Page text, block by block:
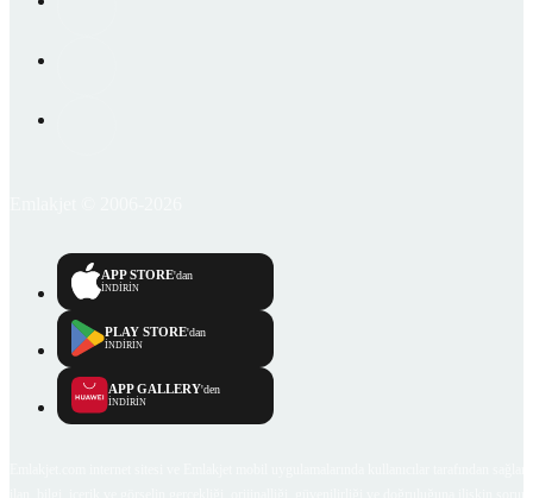
APP STORE'dan
İNDİRİN
PLAY STORE'dan
İNDİRİN
APP GALLERY'den
İNDİRİN